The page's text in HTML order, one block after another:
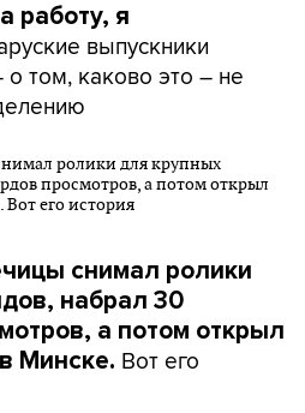
работу, я
выпускники
о том, каково это – не
снимал ролики
набрал 30
а потом открыл
Минске. Вот его